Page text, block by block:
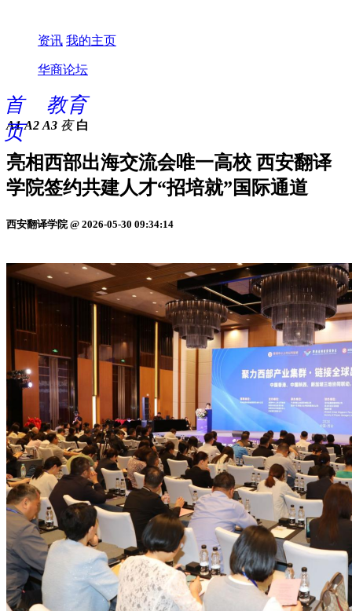
资讯 我的主页
华商论坛
首
页
教育
A1 A2 A3 夜 白
亮相西部出海交流会唯一高校 西安翻译
学院签约共建人才“招培就”国际通道
西安翻译学院 @ 2026-05-30 09:34:14